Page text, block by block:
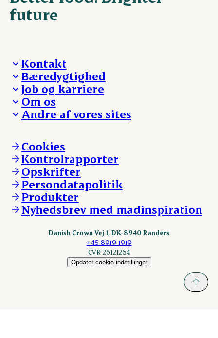
future
Kontakt
Besøg Danish Crown
Presse og nyheder
Reklamationer
Whistleblower
Øvrige henvendelser
Bæredygtighed
Fra jord til bord
Hverdagen
Ansvarlighed og nøgletal
Job og karriere
Arbejd med os
Ledige stillinger
Om os
Hvem er vi
Vores resultater
Vores lokationer
Kontakt
Andre af vores sites
Andelsejere - kreatur
Danishcrownprofessional.com
DAT-Schaub.com
ESS-FOOD.com
Fonden Dansk Gastronomi
KLS.se
nordicspoor.com
Scanhide.dk
Cookies
Kontrolrapporter
Opskrifter
Persondatapolitik
Produkter
Nyhedsbrev med madinspiration
Danish Crown Vej 1, DK-8940 Randers
+45 8919 1919
CVR 26121264
Opdater cookie-indstillinger